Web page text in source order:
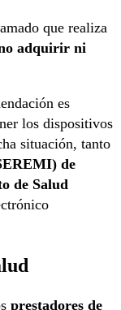
que realiza
adquirir ni
es
los dispositivos
situación, tanto
de
de Salud
prestadores de